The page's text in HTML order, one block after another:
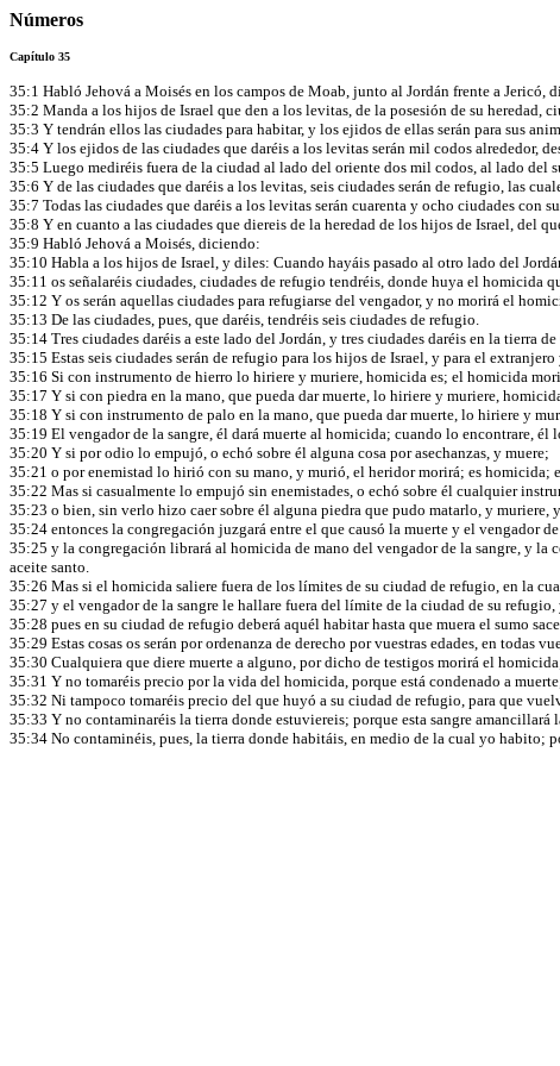
Números
Capítulo 35
35:1 Habló Jehová a Moisés en los campos de Moab, junto al Jordán frente a Jericó,
35:2 Manda a los hijos de Israel que den a los levitas, de la posesión de su heredad,
35:3 Y tendrán ellos las ciudades para habitar, y los ejidos de ellas serán para sus
35:4 Y los ejidos de las ciudades que daréis a los levitas serán mil codos alrededor,
35:5 Luego mediréis fuera de la ciudad al lado del oriente dos mil codos, al lado del
35:6 Y de las ciudades que daréis a los levitas, seis ciudades serán de refugio, las
35:7 Todas las ciudades que daréis a los levitas serán cuarenta y ocho ciudades con
35:8 Y en cuanto a las ciudades que diereis de la heredad de los hijos de Israel, del
35:9 Habló Jehová a Moisés, diciendo:
35:10 Habla a los hijos de Israel, y diles: Cuando hayáis pasado al otro lado del
35:11 os señalaréis ciudades, ciudades de refugio tendréis, donde huya el homicida
35:12 Y os serán aquellas ciudades para refugiarse del vengador, y no morirá el
35:13 De las ciudades, pues, que daréis, tendréis seis ciudades de refugio.
35:14 Tres ciudades daréis a este lado del Jordán, y tres ciudades daréis en la tierra
35:15 Estas seis ciudades serán de refugio para los hijos de Israel, y para el
35:16 Si con instrumento de hierro lo hiriere y muriere, homicida es; el homicida
35:17 Y si con piedra en la mano, que pueda dar muerte, lo hiriere y muriere,
35:18 Y si con instrumento de palo en la mano, que pueda dar muerte, lo hiriere y
35:19 El vengador de la sangre, él dará muerte al homicida; cuando lo encontrare, él
35:20 Y si por odio lo empujó, o echó sobre él alguna cosa por asechanzas, y muere;
35:21 o por enemistad lo hirió con su mano, y murió, el heridor morirá; es homicida;
35:22 Mas si casualmente lo empujó sin enemistades, o echó sobre él cualquier
35:23 o bien, sin verlo hizo caer sobre él alguna piedra que pudo matarlo, y muriere,
35:24 entonces la congregación juzgará entre el que causó la muerte y el vengador
35:25 y la congregación librará al homicida de mano del vengador de la sangre, y la
aceite santo.
35:26 Mas si el homicida saliere fuera de los límites de su ciudad de refugio, en la
35:27 y el vengador de la sangre le hallare fuera del límite de la ciudad de su
35:28 pues en su ciudad de refugio deberá aquél habitar hasta que muera el sumo
35:29 Estas cosas os serán por ordenanza de derecho por vuestras edades, en todas
35:30 Cualquiera que diere muerte a alguno, por dicho de testigos morirá el
35:31 Y no tomaréis precio por la vida del homicida, porque está condenado a
35:32 Ni tampoco tomaréis precio del que huyó a su ciudad de refugio, para que
35:33 Y no contaminaréis la tierra donde estuviereis; porque esta sangre
35:34 No contaminéis, pues, la tierra donde habitáis, en medio de la cual yo habito;